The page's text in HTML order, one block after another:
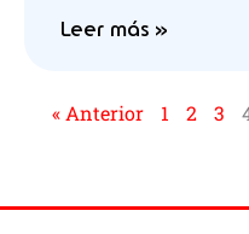
Leer más »
« Anterior 1 2 3